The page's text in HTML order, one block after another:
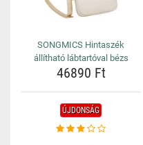
SONGMICS Hintaszék
állítható lábtartóval bézs
46890 Ft
ÚJDONSÁG